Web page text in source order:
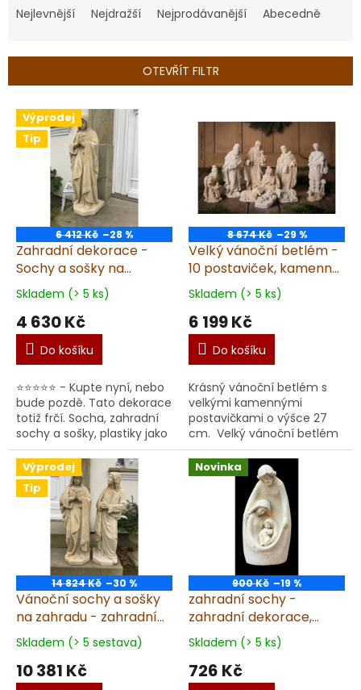
a
í
o
d
ů
Nejlevnější Nejdražší Nejprodávanější Abecedně
OTEVŘÍT FILTR
V
p
o
d
u
Výprodej
Tip
6 412 Kč –28 %
Zahradní dekorace -
Sochy a sošky na
zahradu, Panna Maria
39kg T
Skladem (> 5 ks)
4 630 Kč
Do košíku
⭐⭐⭐⭐⭐ - Kupte nyní, nebo
bude pozdě. Tato dekorace
totiž frčí. Socha, zahradní
sochy a sošky, plastiky jako
zahradní dekorace nejen
na zahradu. Prémiová
socha Panny ...
8 674 Kč –29 %
Velký vánoční betlém -
10 postaviček, kamenný,
pískovec
Skladem (> 5 ks)
6 199 Kč
Do košíku
Krásný vánoční betlém s
velkými kamennými
postavičkami o výšce 27
cm. Velký vánoční betlém
z pískovce Objevte kouzlo
našeho velkého vánočního
betlému z pískovce, kt...
Výprodej
Tip
14 824 Kč –30 %
Vánoční sochy a sošky
na zahradu - zahradní
dekorace, Panna Maria
a svatý Josef, set, výška
78cm, pískovec
Skladem (> 5 sestava)
10 381 Kč
Novinka
900 Kč –19 %
zahradní sochy -
zahradní dekorace,
Moderní betlém, výška
18cm
Skladem (> 5 ks)
726 Kč